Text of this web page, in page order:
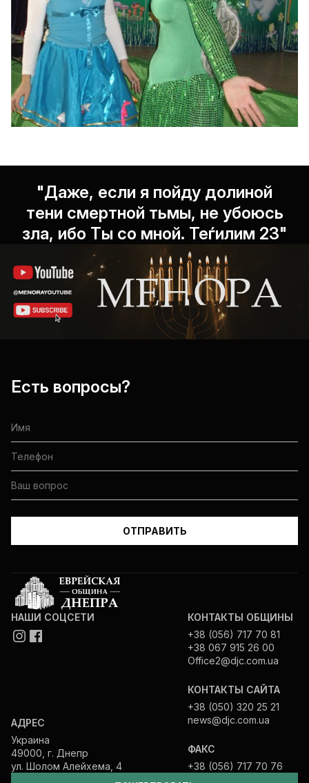
"Даже, если я пойду долиной
тени смертной тьмы, не убоюсь
зла, ибо Ты со мной. Теѓилим 23"
Есть вопросы?
НАШИ СОЦСЕТИ
АДРЕС
Украина
49000, г. Днепр
ул. Шолом Алейхема, 4
КОНТАКТЫ ОБЩИНЫ
+38 (056) 717 70 81
+38 067 915 26 00
Office2@djc.com.ua
КОНТАКТЫ САЙТА
+38 (050) 320 25 21
news@djc.com.ua
ФАКС
+38 (056) 717 70 76